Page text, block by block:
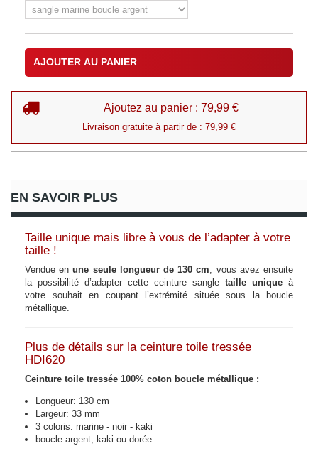
AJOUTER AU PANIER
Ajoutez au panier : 79,99 €
Livraison gratuite à partir de : 79,99 €
EN SAVOIR PLUS
Taille unique mais libre à vous de l’adapter à votre
taille !
Vendue enune seule longueur de 130 cm, vous avez ensuite
la possibilité d’adapter cette ceinture sangle taille unique à
votre souhait en coupant l’extrémité située sous la boucle
métallique.
Plus de détails sur la ceinture toile tressée
HDI620
Ceinture toile tressée 100% coton boucle métallique :
Longueur: 130 cm
Largeur: 33 mm
3 coloris: marine - noir - kaki
boucle argent, kaki ou dorée